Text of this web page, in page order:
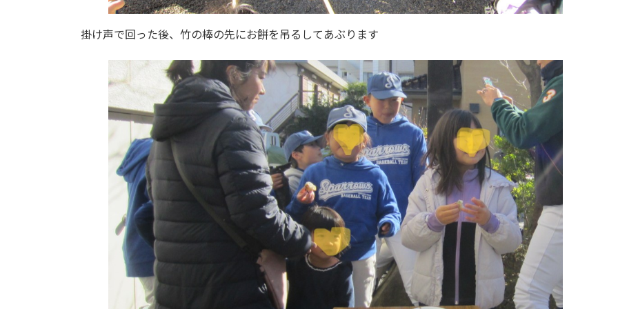
掛け声で回った後、竹の棒の先にお餅を吊るしてあぶります